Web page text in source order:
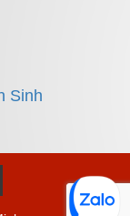
Sinh